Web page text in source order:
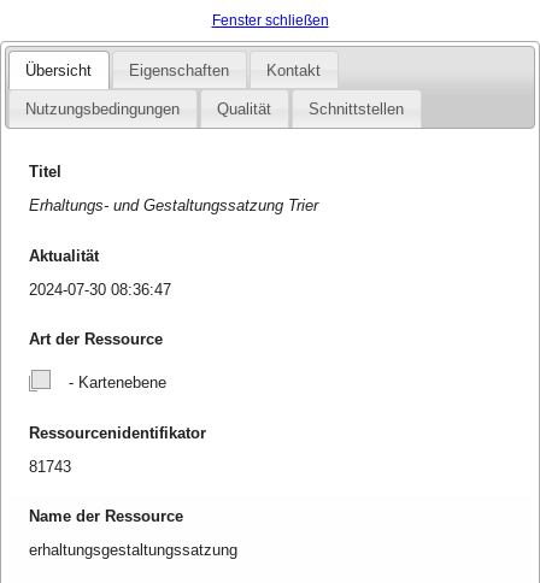
Fenster schließen
Übersicht Eigenschaften Kontakt
Nutzungsbedingungen Qualität Schnittstellen
Titel
Erhaltungs- und Gestaltungssatzung Trier
Aktualität
2024-07-30 08:36:47
Art der Ressource
- Kartenebene
Ressourcenidentifikator
81743
Name der Ressource
erhaltungsgestaltungssatzung